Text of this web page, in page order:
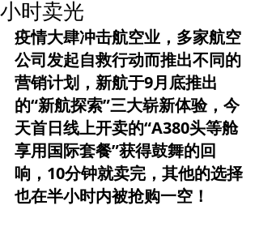
小时卖光
疫情大肆冲击航空业，多家航空
公司发起自救行动而推出不同的
营销计划，新航于9月底推出
的“新航探索”三大崭新体验，今
天首日线上开卖的“A380头等舱
享用国际套餐”获得鼓舞的回
响，10分钟就卖完，其他的选择
也在半小时内被抢购一空！